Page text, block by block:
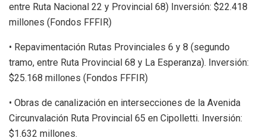
entre Ruta Nacional 22 y Provincial 68) Inversión: $22.418
millones (Fondos FFFIR)
• Repavimentación Rutas Provinciales 6 y 8 (segundo
tramo, entre Ruta Provincial 68 y La Esperanza). Inversión:
$25.168 millones (Fondos FFFIR)
• Obras de canalización en intersecciones de la Avenida
Circunvalación Ruta Provincial 65 en Cipolletti. Inversión:
$1.632 millones.